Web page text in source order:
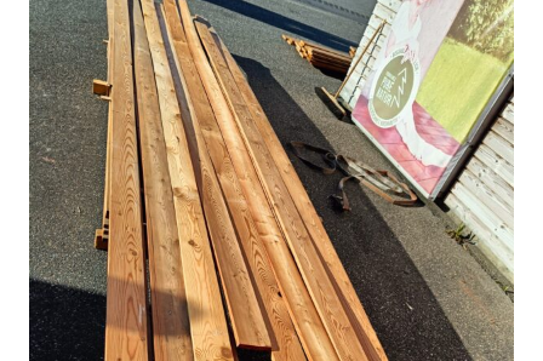
L
ä
r
c
h
e
M
e
n
g
e